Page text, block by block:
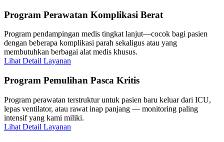
Program Perawatan Komplikasi Berat
Program pendampingan medis tingkat lanjut—cocok bagi pasien
dengan beberapa komplikasi parah sekaligus atau yang
membutuhkan berbagai alat medis khusus.
Lihat Detail Layanan
Program Pemulihan Pasca Kritis
Program perawatan terstruktur untuk pasien baru keluar dari ICU,
lepas ventilator, atau rawat inap panjang — monitoring paling
intensif yang kami miliki.
Lihat Detail Layanan